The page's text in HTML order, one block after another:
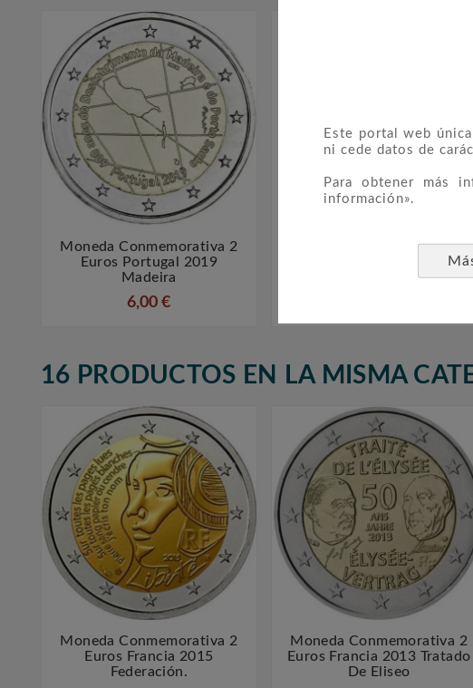
Este portal web
ni cede datos de
Para obtener más
información».
 
Moneda Conmemorativa 2
Euros Portugal 2019
Madeira
6,00 €
LEUCHTTURM Hojas
OPTIMA EURO Para 5
Juegos Hasta 26 Mm
16 PRODUCTOS EN LA MISMA
 
Moneda Conmemorativa 2
Euros Francia 2015
Federación.
 
Moneda Conmemorativa 2
Euros Francia 2013 Tratado
De Eliseo